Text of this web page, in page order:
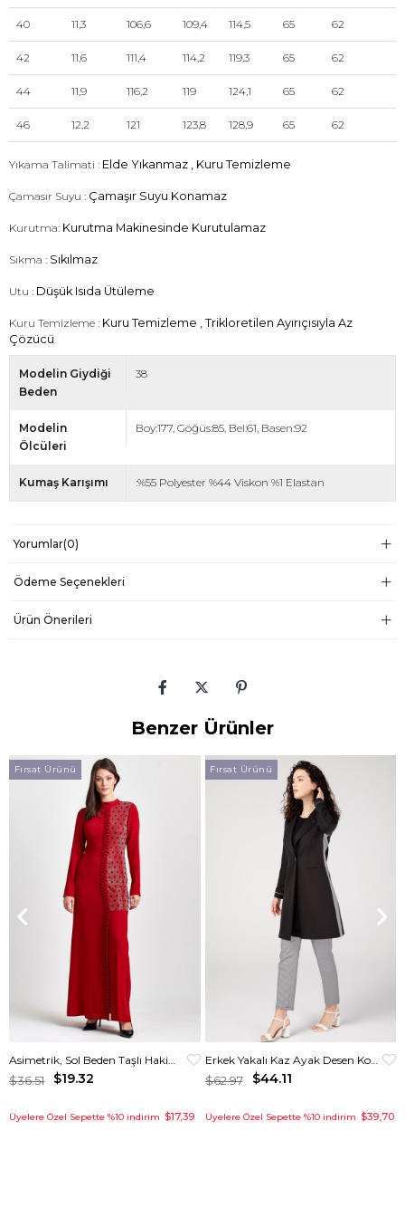
40 11,3 106,6 109,4 114,5 65 62
42 11,6 111,4 114,2 119,3 65 62
44 11,9 116,2 119 124,1 65 62
46 12,2 121 123,8 128,9 65 62
Yıkama Talimati : Elde Yıkanmaz , Kuru Temizleme
Çamasır Suyu : Çamaşır Suyu Konamaz
Kurutma: Kurutma Makinesinde Kurutulamaz
Sıkma : Sıkılmaz
Utu : Düşük Isıda Ütüleme
Kuru Temizleme : Kuru Temizleme , Trikloretilen Ayırıçısıyla Az
Çözücü
Modelin Giydiği
Beden
38
Modelin
Ölcüleri
Boy:177, Göğüs:85, Bel:61, Basen:92
Kumaş Karışımı :%55 Polyester %44 Viskon %1 Elastan
Yorumlar(0)
Ödeme Seçenekleri
Ürün Önerileri
Benzer Ürünler
Asimetrik, Sol Beden Taşlı Hakim Yakalı Elbise Kırmızı
$19.32
$36.51
Fırsat Ürünü
Üyelere Özel Sepette %10 indirim $17,39
Erkek Yakalı Kaz Ayak Desen Kombinli Pantolon Ceket Takım Siyah
$44.11
$62.97
Fırsat Ürünü
Üyelere Özel Sepette %10 indirim $39,70